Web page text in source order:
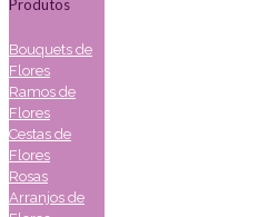
Produtos
Bouquets de
Flores
Ramos de
Flores
Cestas de
Flores
Rosas
Arranjos de